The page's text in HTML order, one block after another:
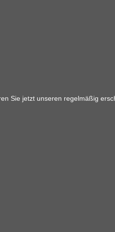
Sie jetzt unseren regelmäßig